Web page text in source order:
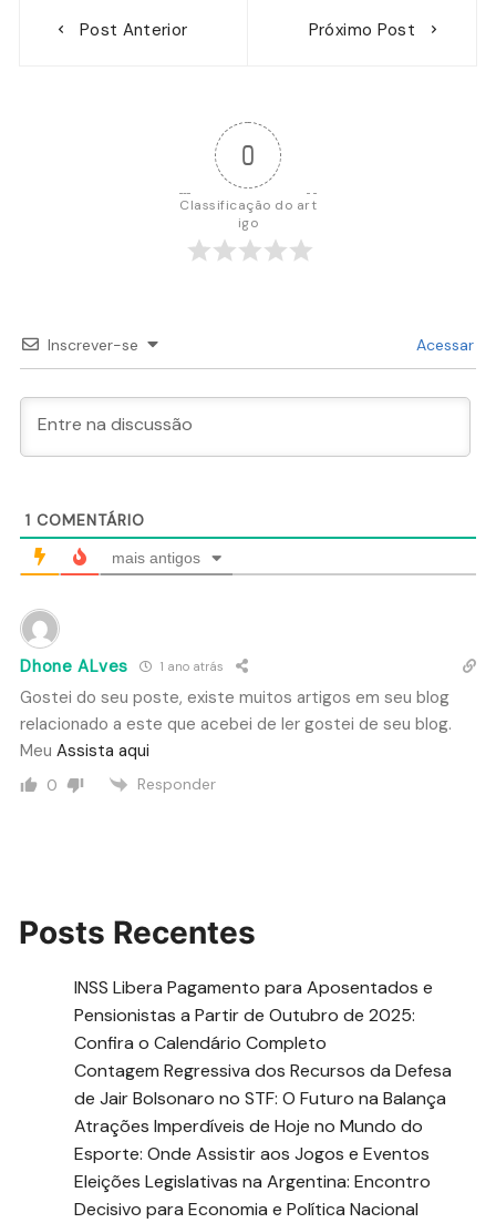
Post Anterior Próximo Post
0
Classificação do art
igo
Inscrever-se Acessar
1 COMENTÁRIO
mais antigos
Dhone ALves 1 ano atrás
Gostei do seu poste, existe muitos artigos em seu blog
relacionado a este que acebei de ler gostei de seu blog.
MeuAssista aqui
0 Responder
Posts Recentes
INSS Libera Pagamento para Aposentados e
Pensionistas a Partir de Outubro de 2025:
Confira o Calendário Completo
Contagem Regressiva dos Recursos da Defesa
de Jair Bolsonaro no STF: O Futuro na Balança
Atrações Imperdíveis de Hoje no Mundo do
Esporte: Onde Assistir aos Jogos e Eventos
Eleições Legislativas na Argentina: Encontro
Decisivo para Economia e Política Nacional